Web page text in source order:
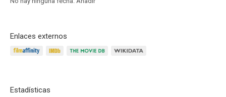
Enlaces externos
Estadísticas